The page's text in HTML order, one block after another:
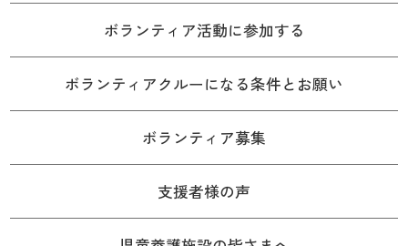
ボランティア活動に参加する
ボランティアクルーになる条件とお願い
ボランティア募集
支援者様の声